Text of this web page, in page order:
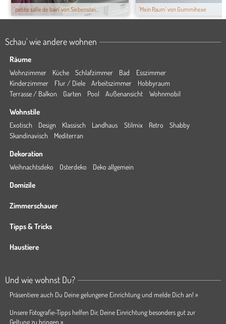
'petite salle de bain' von Siebenstei... 'Mein Raum' von Gummihexe
Schau' wie andere wohnen
Räume
Wohnzimmer Küche Schlafzimmer Bad
Esszimmer
Kinderzimmer
Flur / Diele Arbeitszimmer
Hobbyraum
Terrasse / Balkon
Garten Pool Außenansicht Wohnmobil
Wohnstile
Exotisch Design Klassisch Landhaus Stilmix Retro
Shabby
Skandinavisch
Mediterran
Dekoration
Weihnachtsdeko Osterdeko Deko allgemein
Domizile
Zimmerschauer
Tipps & Tricks
Haustiere
Und wie wohnst Du?
Präsentiere auch Du Deine gelungene Einrichtung und melde Dich an! »
Unsere Fotografie-Tipps helfen Dir, Deine Einrichtung besonders gut zur
Geltung zu bringen »